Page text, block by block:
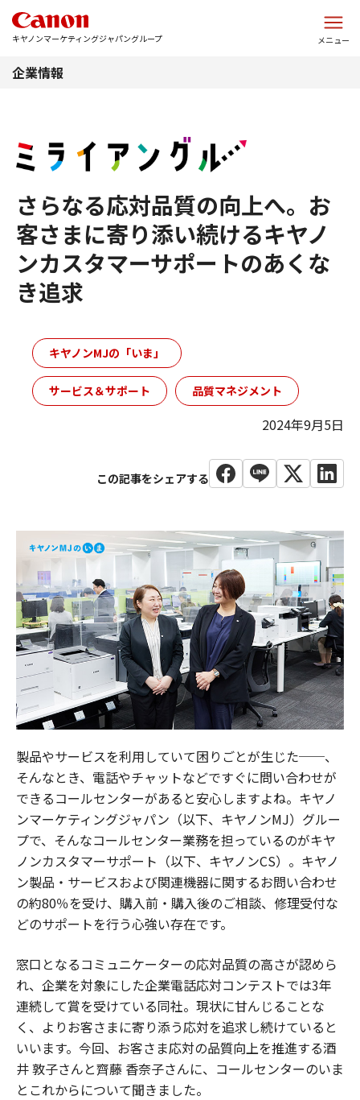
キヤノンマーケティングジャパングループ メニュー
企業情報
さらなる応対品質の向上へ。お
客さまに寄り添い続けるキヤノ
ンカスタマーサポートのあくな
き追求
キヤノンMJの「いま」
サービス＆サポート 品質マネジメント
2024年9月5日
製品やサービスを利用していて困りごとが生じた──、
そんなとき、電話やチャットなどですぐに問い合わせが
できるコールセンターがあると安心しますよね。キヤノ
ンマーケティングジャパン（以下、キヤノンMJ）グルー
プで、そんなコールセンター業務を担っているのがキヤ
ノンカスタマーサポート（以下、キヤノンCS）。キヤノ
ン製品・サービスおよび関連機器に関するお問い合わせ
の約80％を受け、購入前・購入後のご相談、修理受付な
どのサポートを行う心強い存在です。
窓口となるコミュニケーターの応対品質の高さが認めら
れ、企業を対象にした企業電話応対コンテストでは3年
連続して賞を受けている同社。現状に甘んじることな
く、よりお客さまに寄り添う応対を追求し続けていると
いいます。今回、お客さま応対の品質向上を推進する酒
井 敦子さんと齊藤 香奈子さんに、コールセンターのいま
とこれからについて聞きました。